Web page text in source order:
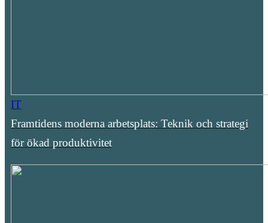
IT
Framtidens moderna arbetsplats: Teknik och strategi
för ökad produktivitet